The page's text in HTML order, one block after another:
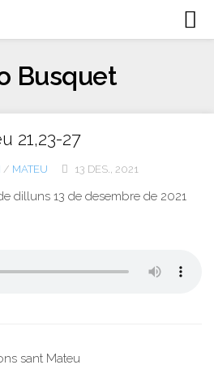
Busquet
21,23-27
/ MATEU 13 DES., 2021
dilluns 13 de desembre de 2021
sant Mateu